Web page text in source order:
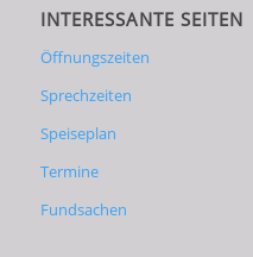
INTERESSANTE SEITEN
Öffnungszeiten
Sprechzeiten
Speiseplan
Termine
Fundsachen